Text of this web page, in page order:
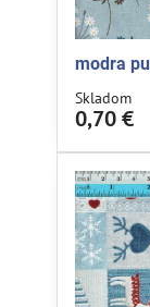
modra
Skladom
0,70 €